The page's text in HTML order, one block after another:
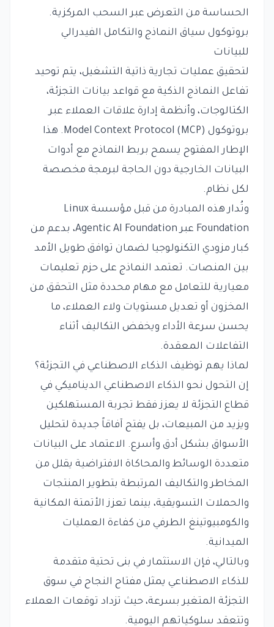
الحساسة من التعرض عبر السحب المركزية.
بروتوكول سياق النماذج والتكامل الفيدرالي
للبيانات
لتحقيق عمليات تجارية ذاتية التشغيل، يتم توحيد
تفاعل النماذج الذكية مع قواعد بيانات التجزئة،
الكتالوجات، وأنظمة إدارة علاقات العملاء عبر
بروتوكول Model Context Protocol (MCP). هذا
الإطار المفتوح يسمح بربط النماذج مع أدوات
البيانات الخارجية دون الحاجة لبرمجة مخصصة
لكل نظام.
وتُدار هذه المبادرة من قبل مؤسسة Linux
Foundation عبر Agentic AI Foundation، بدعم من
كبار مزودي التكنولوجيا لضمان توافق طويل الأمد
بين المنصات. تعتمد النماذج على حزم تعليمات
معيارية للتعامل مع مهام محددة مثل التحقق من
المخزون أو تعديل مستويات ولاء العملاء، ما
يحسن سرعة الأداء ويخفض التكاليف أثناء
التفاعلات المعقدة.
لماذا يهم توظيف الذكاء الاصطناعي في التجزئة؟
إن التحول نحو الذكاء الاصطناعي الديناميكي في
قطاع التجزئة لا يعزز فقط تجربة المستهلكين
ويزيد من المبيعات، بل يفتح آفاقاً جديدة لتحليل
الأسواق بشكل أدق وأسرع. الاعتماد على البيانات
متعددة الوسائط والمحاكاة الافتراضية يقلل من
المخاطر والتكاليف المرتبطة بتطوير المنتجات
والحملات التسويقية، بينما تعزز الأتمتة المكانية
والكومبيوتينغ الطرفي من كفاءة العمليات
الميدانية.
وبالتالي، فإن الاستثمار في بنى تحتية متقدمة
للذكاء الاصطناعي يمثل مفتاح النجاح في سوق
التجزئة المتغير بسرعة، حيث تزداد توقعات العملاء
وتتعقد سلوكياتهم اليومية.